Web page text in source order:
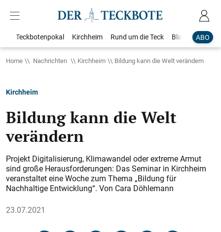
ABO
Teckbotenpokal Kirchheim Rund um die Teck Blaulicht
Home Nachrichten Kirchheim Bildung kann die Welt verändern
Kirchheim
Bildung kann die Welt
verändern
Projekt Digitalisierung, Klimawandel oder extreme Armut
sind große Herausforderungen: Das Seminar in Kirchheim
veranstaltet eine Woche zum Thema „Bildung für
Nachhaltige Entwicklung“. Von Cara Döhlemann
23.07.2021